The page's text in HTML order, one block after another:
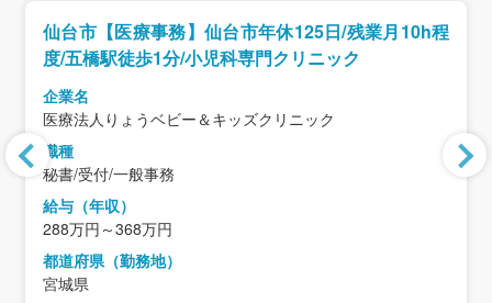
仙台市【医療事務】仙台市年休125日/残業月10h程
度/五橋駅徒歩1分/小児科専門クリニック
企業名
医療法人りょうベビー＆キッズクリニック
職種
秘書/受付/一般事務
給与（年収）
288万円～368万円
都道府県（勤務地）
宮城県